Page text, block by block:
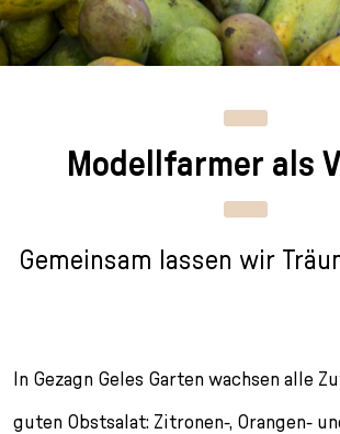
n
g
p
r
i
n
a
g
e
h
l
n
Modellfarmer als
Gemeinsam lassen wir
In Gezagn Geles Garten wachsen alle
guten Obstsalat: Zitronen-, Orangen-